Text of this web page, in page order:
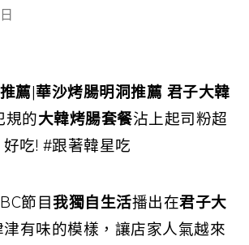
薦|華沙烤腸明洞推薦 君子大韓
規的大韓烤腸套餐沾上起司粉超
好吃! #跟著韓星吃
節目我獨自生活播出在君子大
津有味的模樣，讓店家人氣越來